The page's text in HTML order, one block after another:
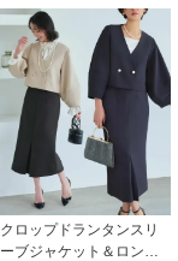
クロップドランタンスリ
ーブジャケット＆ロング